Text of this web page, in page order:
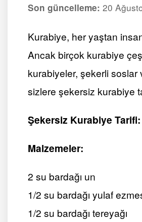
Son güncelleme: 20
Kurabiye, her yaştan
Ancak birçok kurabiye
kurabiyeler, şekerli soslar
sizlere şekersiz kurabiye
Şekersiz Kurabiye Tarifi:
Malzemeler:
2 su bardağı un
1/2 su bardağı yulaf
1/2 su bardağı tereyağı